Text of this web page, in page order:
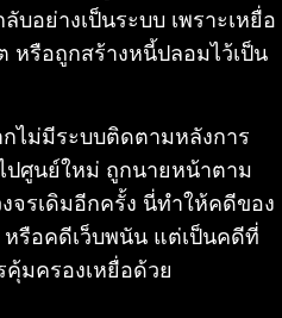
บอย่างเป็นระบบ เพราะเหยื่อ
หรือถูกสร้างหนี้ปลอมไว้เป็น
ไม่มีระบบติดตามหลังการ
ปศูนย์ใหม่ ถูกนายหน้าตาม
จรเดิมอีกครั้ง นี่ทำให้คดีของ
รือคดีเว็บพนัน แต่เป็นคดีที่
มครองเหยื่อด้วย